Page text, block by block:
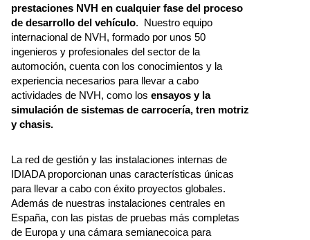
prestaciones NVH en cualquier fase del proceso
de desarrollo del vehículo. Nuestro equipo
internacional de NVH, formado por unos 50
ingenieros y profesionales del sector de la
automoción, cuenta con los conocimientos y la
experiencia necesarios para llevar a cabo
actividades de NVH, como los ensayos y la
simulación de sistemas de carrocería, tren motriz
y chasis.
La red de gestión y las instalaciones internas de
IDIADA proporcionan unas características únicas
para llevar a cabo con éxito proyectos globales.
Además de nuestras instalaciones centrales en
España, con las pistas de pruebas más completas
de Europa y una cámara semianecoica para